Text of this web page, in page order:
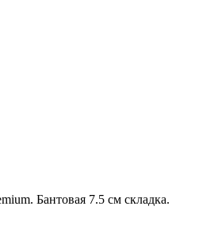
Бантовая 7.5 см складка.